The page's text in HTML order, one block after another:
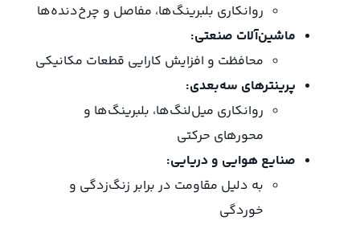
روانکاری بلبرینگ‌ها، مفاصل و چرخ‌دنده‌ها
ماشین‌آلات صنعتی:
محافظت و افزایش کارایی قطعات مکانیکی
پرینترهای سه‌بعدی:
روانکاری میل‌لنگ‌ها، بلبرینگ‌ها و
محورهای حرکتی
صنایع هوایی و دریایی:
به دلیل مقاومت در برابر زنگ‌زدگی و
خوردگی